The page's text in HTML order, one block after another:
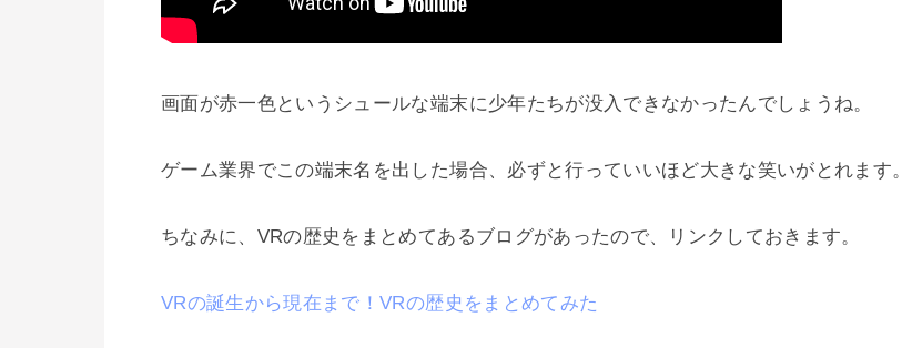
画面が赤一色というシュールな端末に少年たちが没入できなかったんでしょうね。
ゲーム業界でこの端末名を出した場合、必ずと行っていいほど大きな笑いがとれます。
ちなみに、VRの歴史をまとめてあるブログがあったので、リンクしておきます。
VRの誕生から現在まで！VRの歴史をまとめてみた